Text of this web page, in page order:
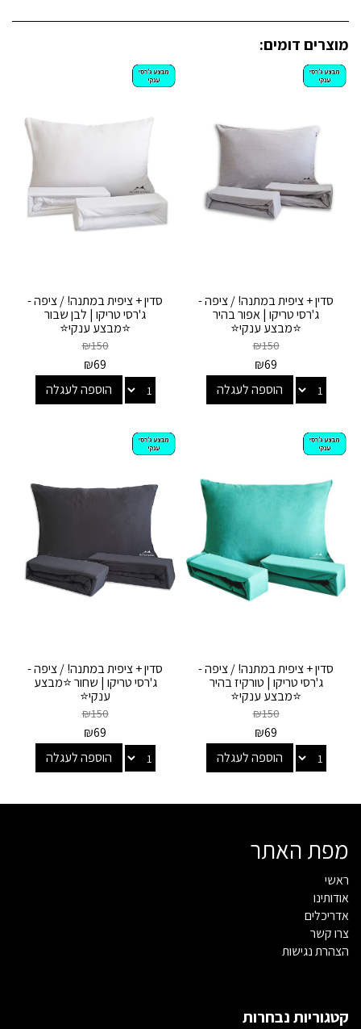
מוצרים דומים:
סדין + ציפית במתנה! / ציפה -
ג'רסי טריקו | אפור בהיר
⭐מבצע ענקי⭐
₪150
₪69
הוספה לעגלה
סדין + ציפית במתנה! / ציפה -
ג'רסי טריקו | לבן שבור
⭐מבצע ענקי⭐
₪150
₪69
הוספה לעגלה
סדין + ציפית במתנה! / ציפה -
ג'רסי טריקו | טורקיז בהיר
⭐מבצע ענקי⭐
₪150
₪69
הוספה לעגלה
סדין + ציפית במתנה! / ציפה -
ג'רסי טריקו | שחור ⭐מבצע
ענקי⭐
₪150
₪69
הוספה לעגלה
מפת האתר
ראשי
אודותינו
אדריכלים
צרו קשר
הצהרת נגישות
קטגוריות נבחרות